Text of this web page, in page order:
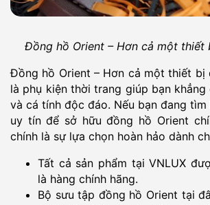
Đồng hồ Orient – Hơn cả một thiết
Đồng hồ Orient – Hơn cả một thiết bị
là phụ kiện thời trang giúp bạn
và cá tính độc đáo. Nếu bạn đang
uy tín để sở hữu đồng hồ Orient
chính là sự lựa chọn hoàn hảo dành
Tất cả sản phẩm tại VNLUX
là hàng chính hãng.
Bộ sưu tập đồng hồ Orient tại